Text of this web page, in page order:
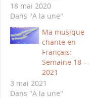
18 mai 2020
Dans "A la une"
Ma musique
chante en
Français:
Semaine 18 –
2021
3 mai 2021
Dans "A la une"